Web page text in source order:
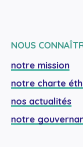
NOUS
notre mission
notre charte
nos actualités
notre